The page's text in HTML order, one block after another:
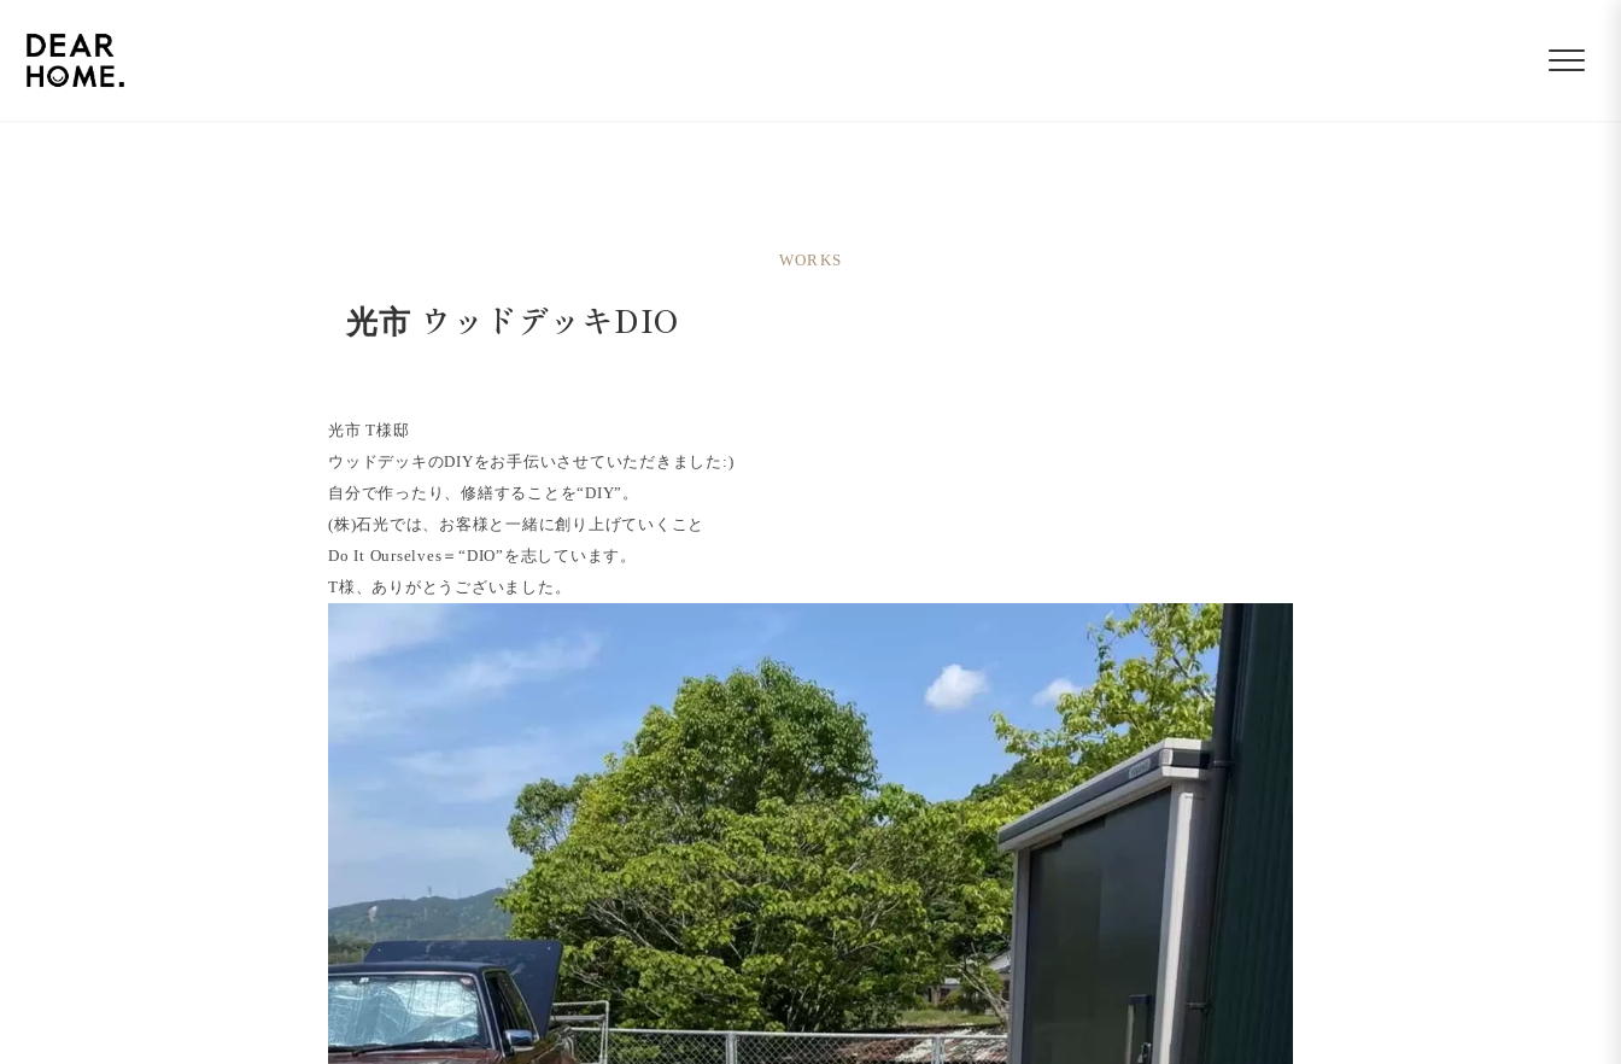
WORKS
光市 ウッドデッキDIO
光市 T様邸
ウッドデッキのDIYをお手伝いさせていただきました:)
自分で作ったり、修繕することを“DIY”。
(株)石光では、お客様と一緒に創り上げていくこと
Do It Ourselves＝“DIO”を志しています。
T様、ありがとうございました。